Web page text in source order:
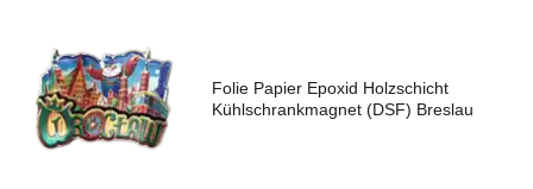
Folie Papier Epoxid Holzschicht
Kühlschrankmagnet (DSF) Breslau